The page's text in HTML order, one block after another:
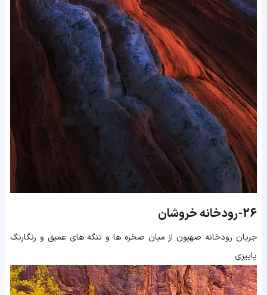
26- رودخانه خروشان
جریان رودخانه صهیون از میان صخره ها و تنگه های عمیق و رنگارنگ
پاییزی